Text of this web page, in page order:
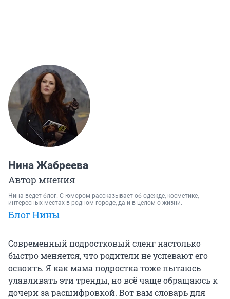
Нина Жабреева
Автор мнения
Нина ведет блог. С юмором рассказывает об одежде, косметике,
интересных местах в родном городе, да и в целом о жизни.
Блог Нины
Современный подростковый сленг настолько
быстро меняется, что родители не успевают его
освоить. Я как мама подростка тоже пытаюсь
улавливать эти тренды, но всё чаще обращаюсь к
дочери за расшифровкой. Вот вам словарь для